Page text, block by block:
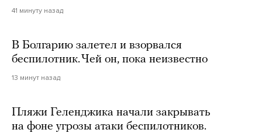
41 минуту назад
В Болгарию залетел и взорвался
беспилотник. Чей он, пока неизвестно
13 минут назад
Пляжи Геленджика начали закрывать
на фоне угрозы атаки беспилотников.